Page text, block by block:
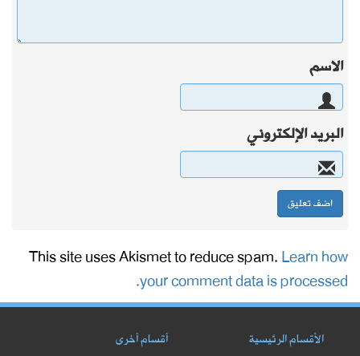
الاسم
البريد الإلكتروني
This site uses Akismet to reduce spam.Learn how
your comment data is processed.
الأقسام الرئيسية أقسام أخرى